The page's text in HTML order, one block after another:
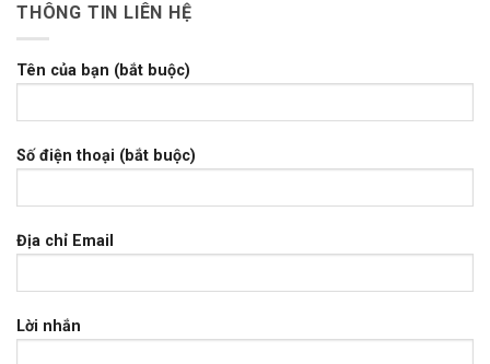
THÔNG TIN LIÊN HỆ
Tên của bạn (bắt buộc)
Số điện thoại (bắt buộc)
Địa chỉ Email
Lời nhắn